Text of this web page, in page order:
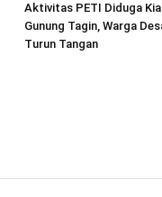
Aktivitas PETI Diduga
Gunung Tagin, Warga
Turun Tangan